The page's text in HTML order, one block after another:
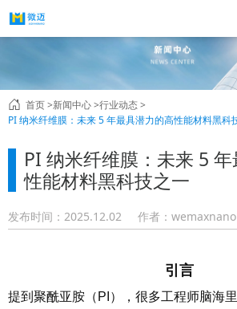
首页 >新闻中心 >行业动态 >
PI 纳米纤维膜：未来 5 年最具潜力的高性能材料黑科
PI 纳米纤维膜：未来 5
性能材料黑科技之一
发布时间：2025.12.02 作者：wemaxnano
引言
提到聚酰亚胺（PI），很多工程师脑海